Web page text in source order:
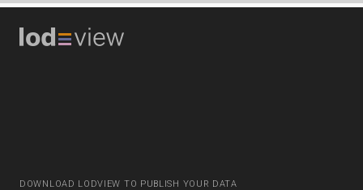
DOWNLOAD LODVIEW TO PUBLISH YOUR DATA